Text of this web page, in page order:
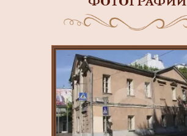
ФОТОГРАФИИ